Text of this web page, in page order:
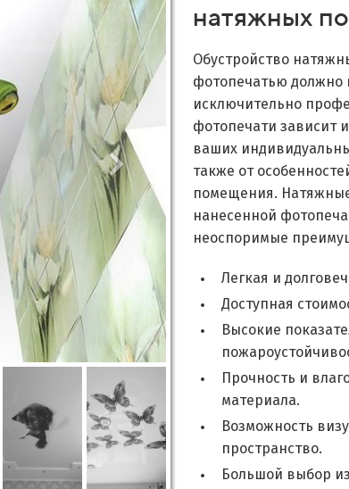
натяжных
Обустройство
фотопечатью должно
исключительно
фотопечати зависит
ваших
также от
помещения.
нанесенной
неоспоримые
Легкая и
Доступная
Высокие
Прочность и
материала.
Возможность
пространство.
Большой выбор